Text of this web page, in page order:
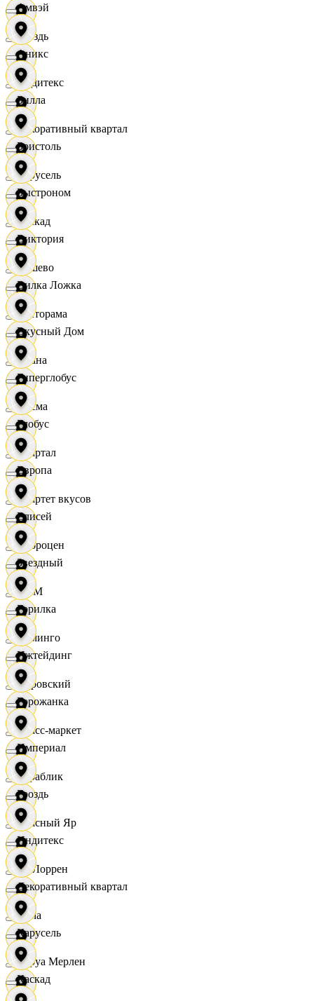
Гроздь
Индитекс
Декоративный квартал
Карусель
Каскад
Дёшево
Касторама
Диана
Дисма
Квартал
Квартет вкусов
Доброцен
ДОМ
Доминго
Кировский
Класс-маркет
Кораблик
Красный Яр
Ла Лоррен
Лама
Леруа Мерлен
Амвэй
Аникс
Билла
Бристоль
Быстроном
Виктория
Вилка Ложка
Вкусный Дом
Гиперглобус
Глобус
Европа
Елисей
Звездный
Горилка
Ижтейдинг
Горожанка
Империал
Гроздь
Индитекс
Декоративный квартал
Карусель
Каскад